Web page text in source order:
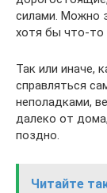
силами. Можно
хотя бы что-то
Так или иначе,
справляться
неполадками,
далеко от
поздно.
Читайте